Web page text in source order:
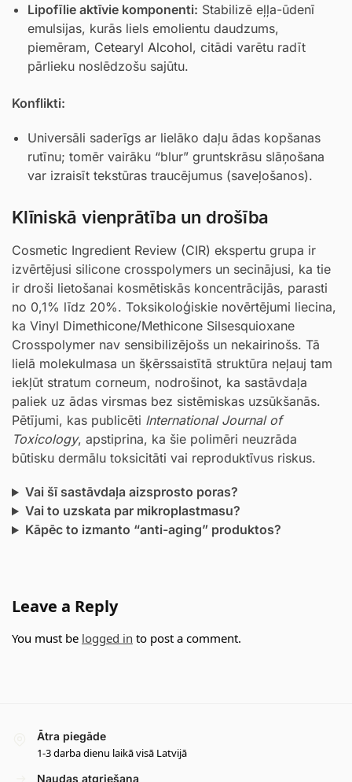
Lipofīlie aktīvie komponenti: Stabilizē eļļa-ūdenī
emulsijas, kurās liels emolientu daudzums,
piemēram, Cetearyl Alcohol, citādi varētu radīt
pārlieku noslēdzošu sajūtu.
Konflikti:
Universāli saderīgs ar lielāko daļu ādas kopšanas
rutīnu; tomēr vairāku “blur” gruntskrāsu slāņošana
var izraisīt tekstūras traucējumus (saveļošanos).
Klīniskā vienprātība un drošība
Cosmetic Ingredient Review (CIR) ekspertu grupa ir
izvērtējusi silicone crosspolymers un secinājusi, ka tie
ir droši lietošanai kosmētiskās koncentrācijās, parasti
no 0,1% līdz 20%. Toksikoloģiskie novērtējumi liecina,
ka Vinyl Dimethicone/Methicone Silsesquioxane
Crosspolymer nav sensibilizējošs un nekairinošs. Tā
lielā molekulmasa un šķērssaistītā struktūra neļauj tam
iekļūt stratum corneum, nodrošinot, ka sastāvdaļa
paliek uz ādas virsmas bez sistēmiskas uzsūkšanās.
Pētījumi, kas publicēti International Journal of
Toxicology, apstiprina, ka šie polimēri neuzrāda
būtisku dermālu toksicitāti vai reproduktīvus riskus.
Vai šī sastāvdaļa aizsprosto poras?
Vai to uzskata par mikroplastmasu?
Kāpēc to izmanto “anti-aging” produktos?
Leave a Reply
You must be logged in to post a comment.
Ātra piegāde
1-3 darba dienu laikā visā Latvijā
Naudas atgriešana